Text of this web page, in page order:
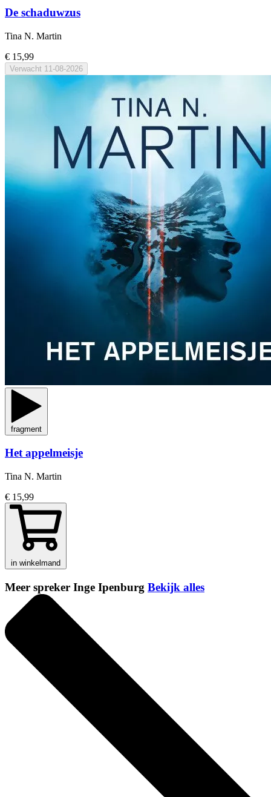
De schaduwzus
Tina N. Martin
€ 15,99
Verwacht 11-08-2026
fragment
Het appelmeisje
Tina N. Martin
€ 15,99
in winkelmand
Meer spreker Inge Ipenburg Bekijk alles